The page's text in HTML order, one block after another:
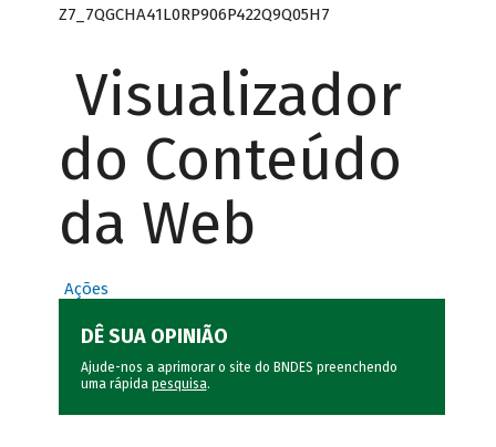
Z7_7QGCHA41L0RP906P422Q9Q05H7
Visualizador
do Conteúdo
da Web
Ações
DÊ SUA OPINIÃO
Ajude-nos a aprimorar o site do BNDES preenchendo
uma rápida pesquisa.